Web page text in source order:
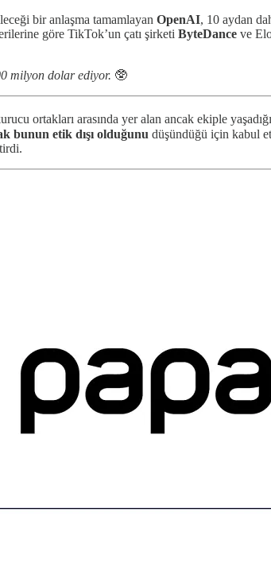
bir anlaşma tamamlayan OpenAI, 10 aydan
göre TikTok’un çatı şirketi ByteDance ve
milyon dolar ediyor. 🥸
ortakları arasında yer alan ancak ekiple
bunun etik dışı olduğunu düşündüğü için kabul